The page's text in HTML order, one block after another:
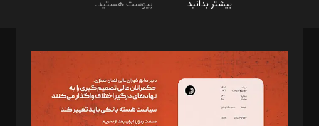
بیشتر بدانید
پیوست هستید.
مدیر مسئول: محمدباقر اثنی‌عشری
سردبیر: مهرک محمودی
دبیر تحریریه: میثم قاسمی
د‌بیر ناداستان: سمانه سمیع